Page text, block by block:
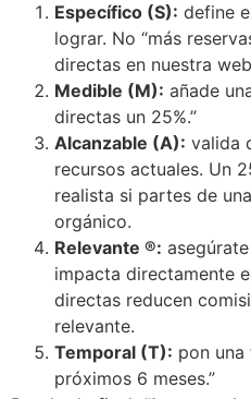
Específico (S): define
lograr. No “más
directas en nuestra
Medible (M): añade
directas un 25%.”
Alcanzable (A): valida
recursos actuales. Un
realista si partes de
orgánico.
Relevante ®:
impacta directamente
directas reducen
relevante.
Temporal (T): pon una
próximos 6 meses.”